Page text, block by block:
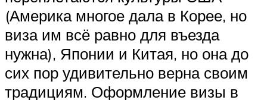
(Америка многое дала в Корее, но
виза им всё равно для въезда
нужна), Японии и Китая, но она до
сих пор удивительно верна своим
традициям. Оформление визы в